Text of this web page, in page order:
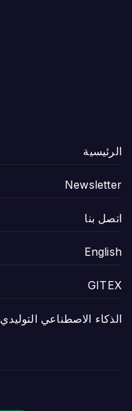
الرئيسية
Newsletter
اتصل بنا
English
GITEX
الذكاء الاصطناعي التوليدي